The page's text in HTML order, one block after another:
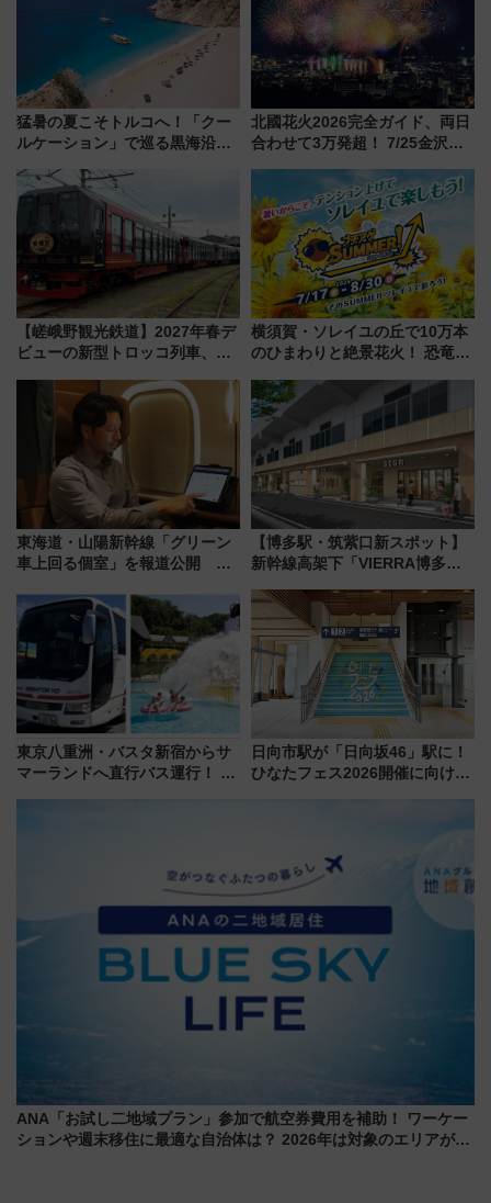
猛暑の夏こそトルコへ！「クー
ルケーション」で巡る黒海沿岸
連検索数が前年比237％増、ナ
ショジオも認める『2026年に訪
れるべき世界の旅先』
北國花火2026完全ガイド、両日
合わせて3万発超！ 7/25金沢大
会の日程・アクセス・観覧席ま
とめ（石川県）
【嵯峨野観光鉄道】2027年春デ
ビューの新型トロッコ列車、い
は2026年で引退
横須賀・ソレイユの丘で10万本
のひまわりと絶景花火！ 恐竜や
帰りお出かけ最新情報（2026年
7月17日～開催）
東海道・山陽新幹線「グリーン
車上回る個室」を報道公開 プ
【博多駅・筑紫口新スポット】
新幹線高架下「VIERRA博多テ
など注目の全6店舗 「博多活憩
通り」も一新
東京八重洲・バスタ新宿からサ
マーランドへ直行バス運行！ お
日向市駅が「日向坂46」駅に！
ひなたフェス2026開催に向けJR
ANA「お試し二地域プラン」参加で航空券費用を補助！ ワーケー
ションや週末移住に最適な自治体は？ 2026年は対象のエリアが拡